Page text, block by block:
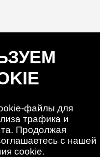
файлы для
трафика и
Продолжая
с нашей
cookie.